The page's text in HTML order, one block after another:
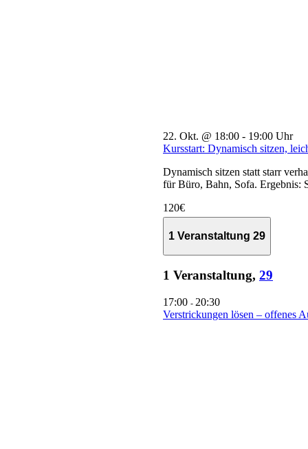
22. Okt. @ 18:00 - 19:00
Kursstart: Dynamisch sitzen,
Dynamisch sitzen statt starr
für Büro, Bahn, Sofa. Ergebnis:
120€
1 Veranstaltung 29
1 Veranstaltung, 29
17:00 - 20:30
Verstrickungen lösen – offenes